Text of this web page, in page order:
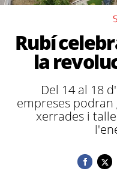
Rubí
la
Del 14 al 18
empreses
xerrades i